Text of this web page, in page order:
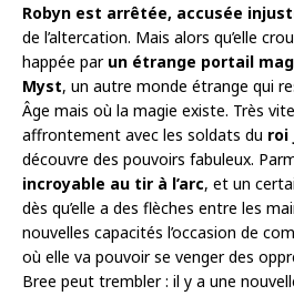
Robyn est arrêtée, accusée
de l’altercation. Mais alors qu’elle
happée par un étrange portail
Myst, un autre monde étrange qui
Âge mais où la magie existe. Très
affrontement avec les soldats du roi
découvre des pouvoirs fabuleux.
incroyable au tir à l’arc, et un
dès qu’elle a des flèches entre les
nouvelles capacités l’occasion de
où elle va pouvoir se venger des
Bree peut trembler : il y a une